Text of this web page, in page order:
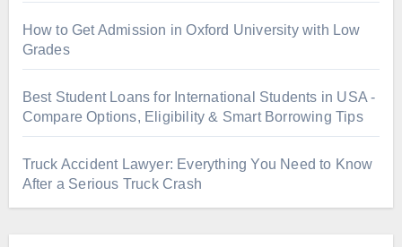
How to Get Admission in Oxford University with Low
Grades
Best Student Loans for International Students in USA -
Compare Options, Eligibility & Smart Borrowing Tips
Truck Accident Lawyer: Everything You Need to Know
After a Serious Truck Crash